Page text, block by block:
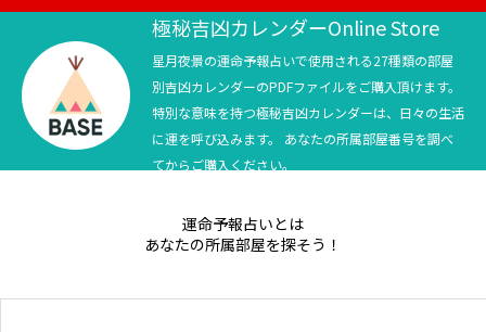
テニス四大大会・五輪
テニス四大大会・五輪
極秘吉凶カレンダーOnline Store
星月夜景の運命予報占いで使用される27種類の部屋
別吉凶カレンダーのPDFファイルをご購入頂けます。
特別な意味を持つ極秘吉凶カレンダーは、日々の生活
に運を呼び込みます。 あなたの所属部屋番号を調べ
てからご購入ください。
運命予報占いとは
あなたの所属部屋を探そう！